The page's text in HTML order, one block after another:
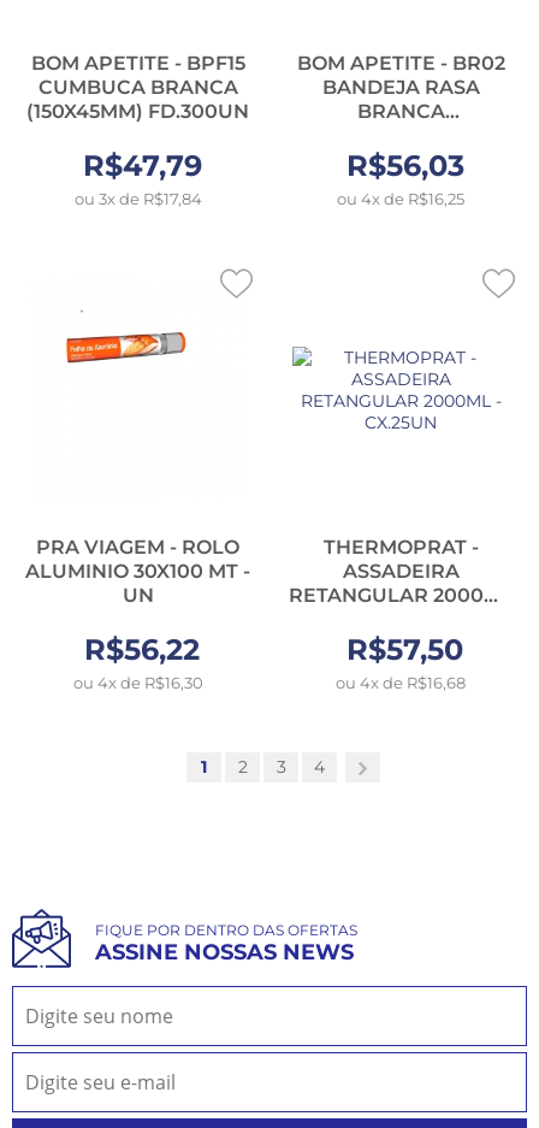
BOM APETITE - BPF15
CUMBUCA BRANCA
(150X45MM) FD.300UN
R$47,79
ou 3x de R$17,84
BOM APETITE - BR02
BANDEJA RASA
BRANCA
FD.400UN
R$56,03
ou 4x de R$16,25
PRA VIAGEM - ROLO
ALUMINIO 30X100 MT -
UN
R$56,22
ou 4x de R$16,30
THERMOPRAT -
ASSADEIRA
RETANGULAR 2000ML
R$57,50
ou 4x de R$16,68
1 2 3 4
FIQUE POR DENTRO DAS OFERTAS
ASSINE NOSSAS NEWS